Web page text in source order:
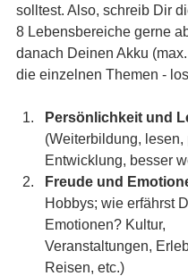
solltest. Also, schreib Dir
8 Lebensbereiche gerne
danach Deinen Akku
die einzelnen Themen -
Persönlichkeit und
(Weiterbildung, lesen,
Entwicklung, besser
Freude und
Hobbys; wie erfährst
Emotionen? Kultur,
Veranstaltungen,
Reisen, etc.)